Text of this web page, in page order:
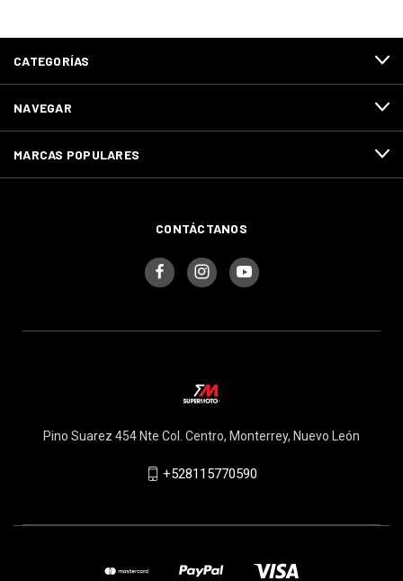
CATEGORÍAS
NAVEGAR
MARCAS POPULARES
CONTÁCTANOS
Pino Suarez 454 Nte Col. Centro, Monterrey, Nuevo León
+528115770590